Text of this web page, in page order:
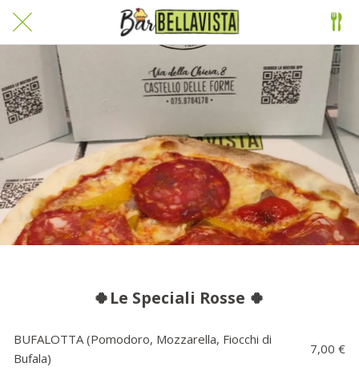
🍀Le Speciali Rosse 🍀
BUFALOTTA (Pomodoro, Mozzarella, Fiocchi di
Bufala)
7,00 €